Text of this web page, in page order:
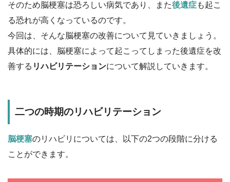
そのため脳梗塞は恐ろしい病気であり、また後遺症も起こ
る恐れが高くなっているのです。
今回は、そんな脳梗塞の改善について見ていきましょう。
具体的には、脳梗塞によって起こってしまった後遺症を改
善する リハビリテーションについて解説していきます。
二つの時期のリハビリテーション
脳梗塞のリハビリについては、以下の2つの段階に分ける
ことができます。